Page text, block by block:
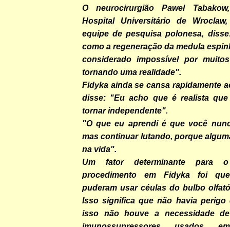
O neurocirurgião Pawel
Hospital Universitário de
equipe de pesquisa polonesa,
como a regeneração da medula
considerado impossível por
tornando uma realidade".
Fidyka ainda se cansa rapidamente
disse: "Eu acho que é realista
tornar independente".
"O que eu aprendi é que você
mas continuar lutando, porque
na vida".
Um fator determinante para
procedimento em Fidyka foi
puderam usar céulas do bulbo
Isso significa que não havia perigo
isso não houve a necessidade de